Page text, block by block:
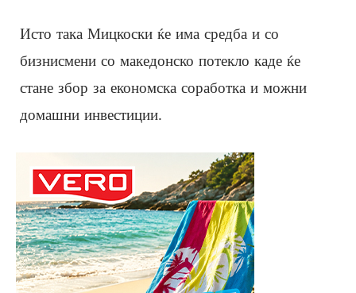
Исто така Мицкоски ќе има средба и со
бизнисмени со македонско потекло каде ќе
стане збор за економска соработка и можни
домашни инвестиции.